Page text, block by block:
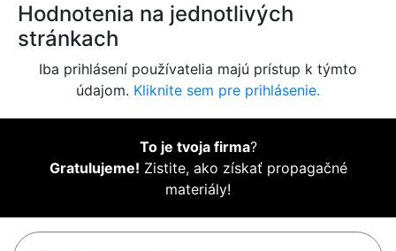
Hodnotenia na jednotlivých
stránkach
Iba prihlásení používatelia majú prístup k týmto
údajom. Kliknite sem pre prihlásenie.
To je tvoja firma?
Gratulujeme! Zistite, ako získať propagačné
materiály!